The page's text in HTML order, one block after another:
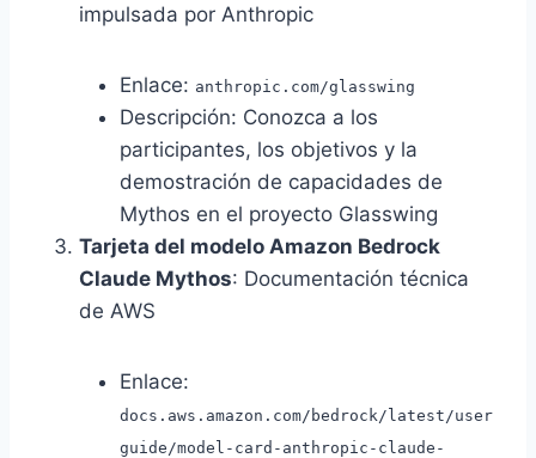
impulsada por Anthropic
Enlace: anthropic.com/glasswing
Descripción: Conozca a los
participantes, los objetivos y la
demostración de capacidades de
Mythos en el proyecto Glasswing
Tarjeta del modelo Amazon Bedrock
Claude Mythos: Documentación técnica
de AWS
Enlace:
docs.aws.amazon.com/bedrock/latest/user
guide/model-card-anthropic-claude-